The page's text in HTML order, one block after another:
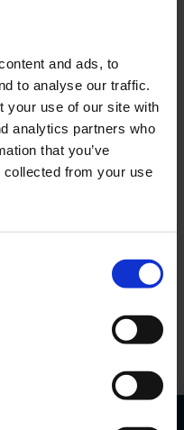
and ads, to
to analyse our traffic.
your use of our site with
analytics partners who
that you’ve
collected from your use
mașină